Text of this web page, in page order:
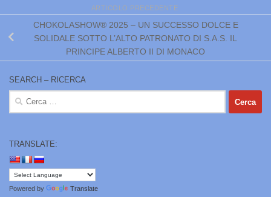
ARTICOLO PRECEDENTE
CHOKOLASHOW® 2025 – UN SUCCESSO DOLCE E
SOLIDALE SOTTO L’ALTO PATRONATO DI S.A.S. IL
PRINCIPE ALBERTO II DI MONACO
SEARCH – RICERCA
Ricerca
per:
TRANSLATE:
Powered by Translate